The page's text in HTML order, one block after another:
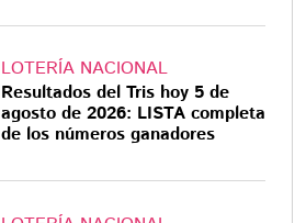
LOTERÍA NACIONAL
Resultados del Tris hoy 5 de
agosto de 2026: LISTA completa
de los números ganadores